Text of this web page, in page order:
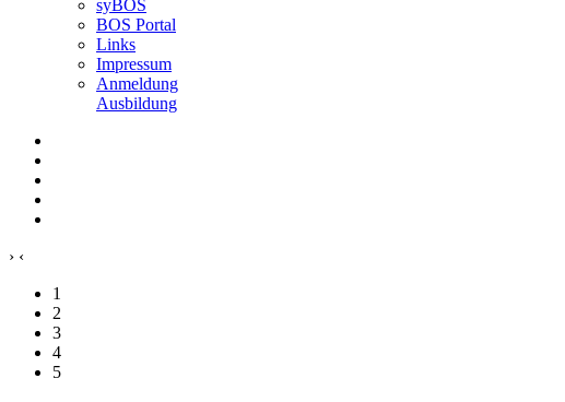
syBOS
BOS Portal
Links
Impressum
Anmeldung
Ausbildung
› ‹
1
2
3
4
5